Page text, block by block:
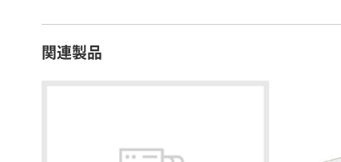
26日 ～ 1ヶ月
関連製品